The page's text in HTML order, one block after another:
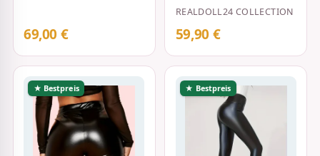
69,00 €
REALDOLL24 COLLECTION
59,90 €
★ Bestpreis ★ Bestpreis